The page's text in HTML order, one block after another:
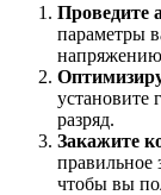
Проведите
параметры
установите
разряд.
Закажите
правильное
чтобы вы